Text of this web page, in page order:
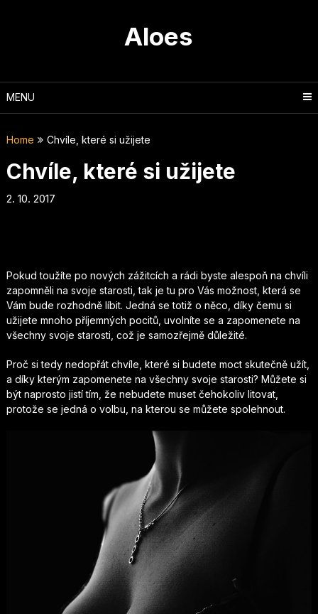
Aloes
MENU
Home Chvíle, které si užijete
Chvíle, které si užijete
2. 10. 2017
Pokud toužíte po nových zážitcích a rádi byste alespoň na chvíli
zapomněli na svoje starosti, tak je tu pro Vás možnost, která se
Vám bude rozhodně líbit. Jedná se totiž o něco, díky čemu si
užijete mnoho příjemných pocitů, uvolníte se a zapomenete na
všechny svoje starosti, což je samozřejmě důležité.
Proč si tedy nedopřát chvíle, které si budete moct skutečně užít,
a díky kterým zapomenete na všechny svoje starosti? Můžete si
být naprosto jistí tím, že nebudete muset čehokoliv litovat,
protože se jedná o volbu, na kterou se můžete spolehnout.